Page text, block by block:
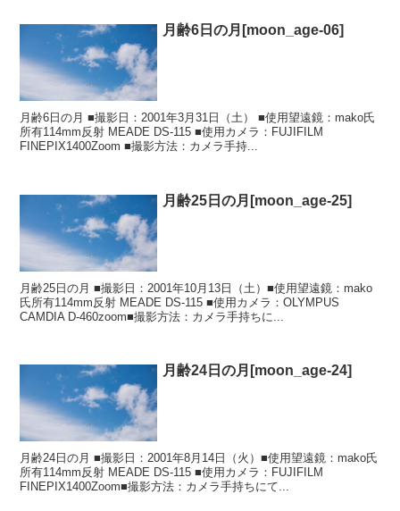
月齢6日の月[moon_age-06]
月齢6日の月 ■撮影日：2001年3月31日（土） ■使用望遠鏡：mako氏
所有114mm反射 MEADE DS-115 ■使用カメラ：FUJIFILM
FINEPIX1400Zoom ■撮影方法：カメラ手持...
月齢25日の月[moon_age-25]
月齢25日の月 ■撮影日：2001年10月13日（土）■使用望遠鏡：mako
氏所有114mm反射 MEADE DS-115 ■使用カメラ：OLYMPUS
CAMDIA D-460zoom■撮影方法：カメラ手持ちに...
月齢24日の月[moon_age-24]
月齢24日の月 ■撮影日：2001年8月14日（火）■使用望遠鏡：mako氏
所有114mm反射 MEADE DS-115 ■使用カメラ：FUJIFILM
FINEPIX1400Zoom■撮影方法：カメラ手持ちにて...